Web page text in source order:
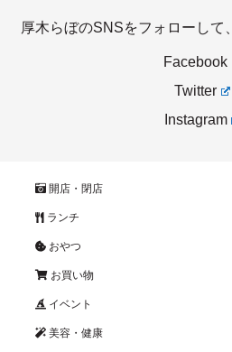
厚木らぼのSNSをフォローして
Facebook
Twitter
Instagram
開店・閉店
ランチ
おやつ
お買い物
イベント
美容・健康